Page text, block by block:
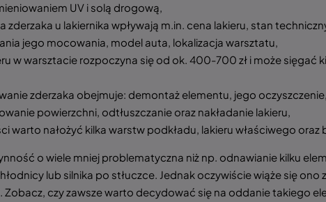
UV i solą drogową,
zderzaka u lakiernika wpływają m.in. cena lakieru, stan
jego mocowania, model auta, lokalizacja warsztatu,
w warsztacie rozpoczyna się od ok. 400-700 zł i może sięgać
zderzaka obejmuje: demontaż elementu, jego oczyszczenie,
powierzchni, odtłuszczanie oraz nakładanie lakieru,
warto nałożyć kilka warstw podkładu, lakieru właściwego oraz
o wiele mniej problematyczna niż np. odnawianie kilku
lub silnika po stłuczce. Jednak oczywiście wiąże się ono
Zobacz, czy zawsze warto decydować się na oddanie takiego